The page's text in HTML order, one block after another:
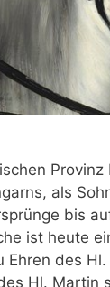
Provinz
als
bis
ist heute
Ehren des
Hl. Martin